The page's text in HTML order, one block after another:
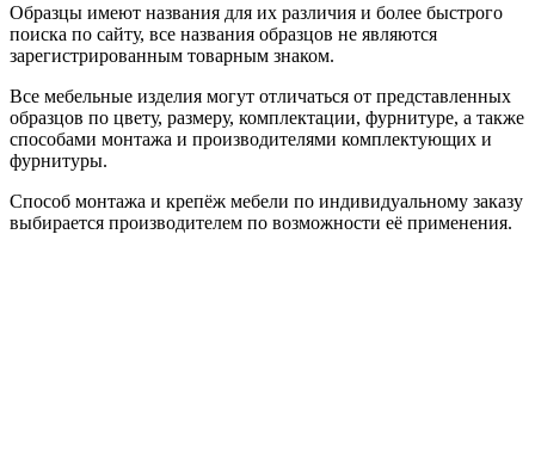
Образцы имеют названия для их различия и более быстрого
поиска по сайту, все названия образцов не являются
зарегистрированным товарным знаком.
Все мебельные изделия могут отличаться от представленных
образцов по цвету, размеру, комплектации, фурнитуре, а также
способами монтажа и производителями комплектующих и
фурнитуры.
Способ монтажа и крепёж мебели по индивидуальному заказу
выбирается производителем по возможности её применения.